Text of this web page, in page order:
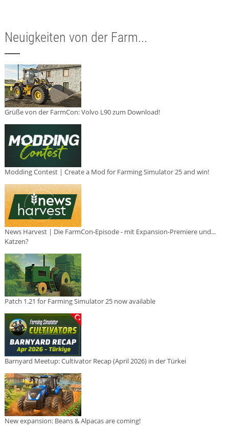
Neuigkeiten von der Farm...
Grüße von der FarmCon: Volvo L90 zum Download!
Modding Contest | Create a Mod for Farming Simulator 25 and win!
News Harvest | Die FarmCon-Episode - mit Expansion-Premiere und...
Katzen?
Patch 1.21 for Farming Simulator 25 now available
Barnyard Meetup: Cultivator Recap (April 2026) in der Türkei
New expansion: Beans & Alpacas are coming!